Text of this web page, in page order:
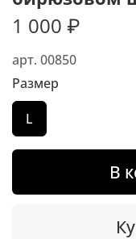
арт. 00850
1 000 ₽
В
Размер
L